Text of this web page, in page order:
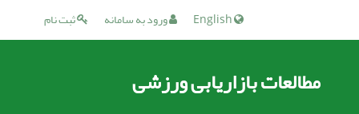
ثبت نام ورود به سامانه
مطالعات بازاریابی ورزشی